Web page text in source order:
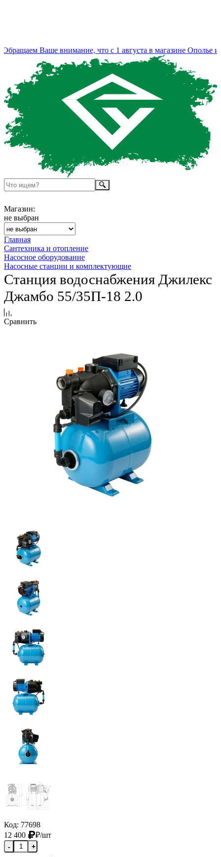
Ваше внимание, что с 1 августа в магазине Ополье
Магазин:
не выбран
Главная
Сантехника и отопление
Насосное оборудование
Насосные станции и комплектующие
Станция водоснабжения Джилекс
Джамбо 55/35П-18 2.0
Сравнить
Код: 77698
12 400
₽/шт
- +